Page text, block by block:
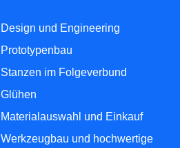
Design und Engineering
Prototypenbau
Stanzen im Folgeverbund
Glühen
Materialauswahl und Einkauf
Werkzeugbau und hochwertige